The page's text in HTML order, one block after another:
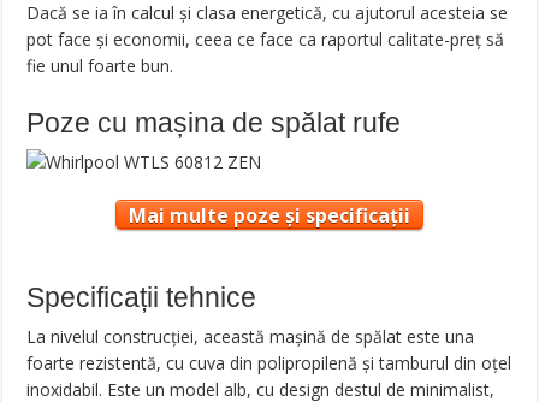
Dacă se ia în calcul şi clasa energetică, cu ajutorul acesteia se
pot face şi economii, ceea ce face ca raportul calitate-preţ să
fie unul foarte bun.
Poze cu mașina de spălat rufe
Mai multe poze și specificații
Specificații tehnice
La nivelul construcţiei, această maşină de spălat este una
foarte rezistentă, cu cuva din polipropilenă şi tamburul din oţel
inoxidabil. Este un model alb, cu design destul de minimalist,